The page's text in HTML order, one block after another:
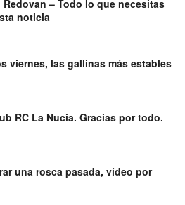
Redovan – Todo lo que necesitas
noticia
viernes, las gallinas más estables
RC La Nucia. Gracias por todo.
una rosca pasada, vídeo por